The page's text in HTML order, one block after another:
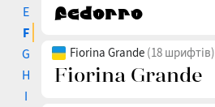
E
F
G
H
I
Fiorina Grande (18 шрифтів)